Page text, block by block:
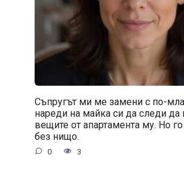
Съпругът ми ме замени с по-
нареди на майка си да следи да
вещите от апартамента му. Но
без нищо.
0 3